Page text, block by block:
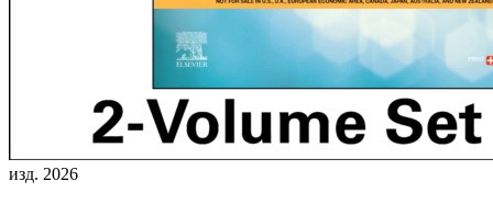
изд. 2026